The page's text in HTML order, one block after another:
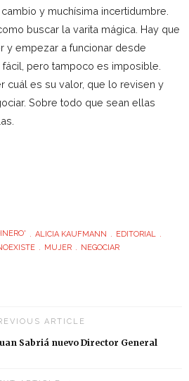
y muchísima incertidumbre.
buscar la varita mágica. Hay que
y empezar a funcionar desde
pero tampoco es imposible.
cuál es su valor, que lo revisen y
Sobre todo que sean ellas
ALICIA KAUFMANN
EDITORIAL
MUJER NEGOCIAR
ARTICLE
Sabriá nuevo Director General